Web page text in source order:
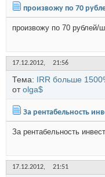
произвожу по 70
произвожу по 70 рублей/
17.12.2012, 21:56
Тема: IRR больше
отolga$
За рентабельность
За рентабельность
17.12.2012, 21:51